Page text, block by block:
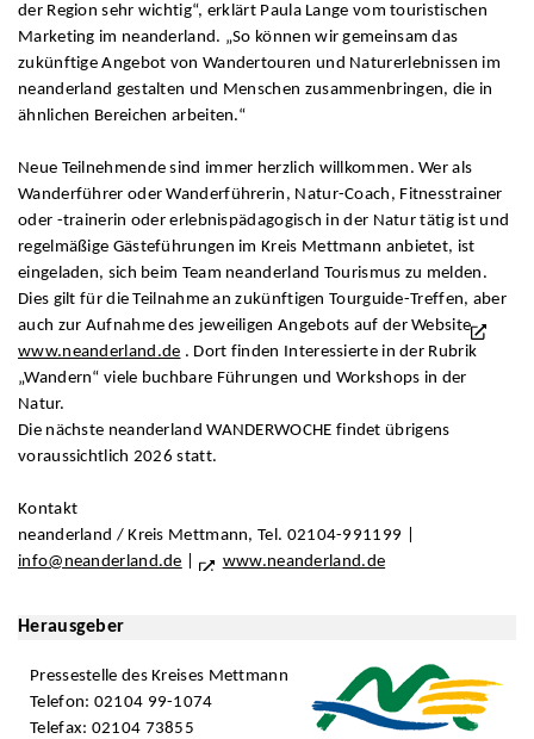
der Region sehr wichtig“, erklärt Paula Lange vom touristischen
Marketing im neanderland. „So können wir gemeinsam das
zukünftige Angebot von Wandertouren und Naturerlebnissen im
neanderland gestalten und Menschen zusammenbringen, die in
ähnlichen Bereichen arbeiten.“
Neue Teilnehmende sind immer herzlich willkommen. Wer als
Wanderführer oder Wanderführerin, Natur-Coach, Fitnesstrainer
oder -trainerin oder erlebnispädagogisch in der Natur tätig ist und
regelmäßige Gästeführungen im Kreis Mettmann anbietet, ist
eingeladen, sich beim Team neanderland Tourismus zu melden.
Dies gilt für die Teilnahme an zukünftigen Tourguide-Treffen, aber
auch zur Aufnahme des jeweiligen Angebots auf der Website
www.neanderland.de . Dort finden Interessierte in der Rubrik
„Wandern“ viele buchbare Führungen und Workshops in der
Natur.
Die nächste neanderland WANDERWOCHE findet übrigens
voraussichtlich 2026 statt.
Kontakt
neanderland / Kreis Mettmann, Tel. 02104-991199 |
info@neanderland.de
www.neanderland.de
Herausgeber
Pressestelle des Kreises Mettmann
Telefon: 02104 99-1074
Telefax: 02104 73855